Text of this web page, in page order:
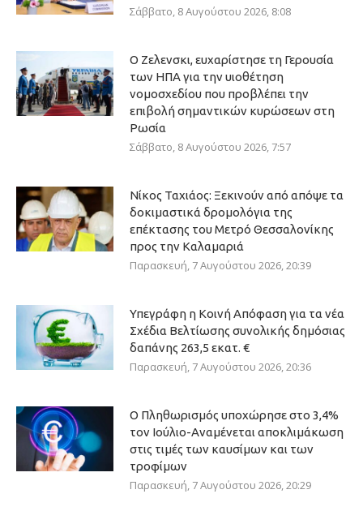
Σάββατο, 8 Αυγούστου 2026, 8:08
Ο Ζελενσκι, ευχαρίστησε τη Γερουσία
των ΗΠΑ για την υιοθέτηση
νομοσχεδίου που προβλέπει την
επιβολή σημαντικών κυρώσεων στη
Ρωσία
Σάββατο, 8 Αυγούστου 2026, 7:57
Νίκος Ταχιάος: Ξεκινούν από απόψε τα
δοκιμαστικά δρομολόγια της
επέκτασης του Μετρό Θεσσαλονίκης
προς την Καλαμαριά
Παρασκευή, 7 Αυγούστου 2026, 20:39
Υπεγράφη η Κοινή Απόφαση για τα νέα
Σχέδια Βελτίωσης συνολικής δημόσιας
δαπάνης 263,5 εκατ. €
Παρασκευή, 7 Αυγούστου 2026, 20:36
Ο Πληθωρισμός υποχώρησε στο 3,4%
τον Ιούλιο-Αναμένεται αποκλιμάκωση
στις τιμές των καυσίμων και των
τροφίμων
Παρασκευή, 7 Αυγούστου 2026, 20:29